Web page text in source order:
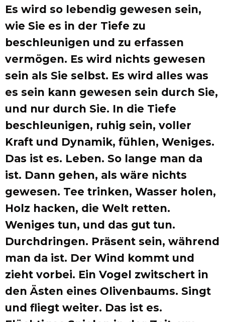
Es wird so lebendig gewesen sein,
wie Sie es in der Tiefe zu
beschleunigen und zu erfassen
vermögen. Es wird nichts gewesen
sein als Sie selbst. Es wird alles was
es sein kann gewesen sein durch Sie,
und nur durch Sie. In die Tiefe
beschleunigen, ruhig sein, voller
Kraft und Dynamik, fühlen, Weniges.
Das ist es. Leben. So lange man da
ist. Dann gehen, als wäre nichts
gewesen. Tee trinken, Wasser holen,
Holz hacken, die Welt retten.
Weniges tun, und das gut tun.
Durchdringen. Präsent sein, während
man da ist. Der Wind kommt und
zieht vorbei. Ein Vogel zwitschert in
den Ästen eines Olivenbaums. Singt
und fliegt weiter. Das ist es.